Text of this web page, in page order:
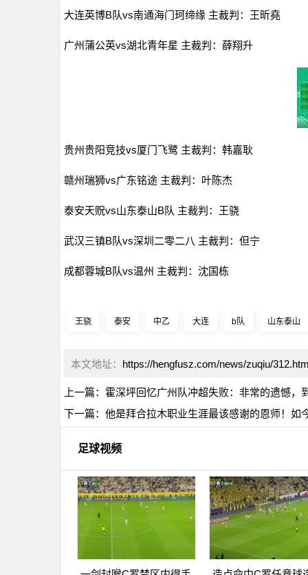
大连英博B队vs南通海门珂缔缘 主裁判：王昕堯
广州蒲公英vs湖北青年星 主裁判：薛翔升
贵州贵阳竞技vs厦门飞鹭 主裁判：韩嘉耿
赣州瑞狮vs广东铭途 主裁判：叶陈杰
泰安天贶vs山东泰山B队 主裁判：王骁
武汉三镇B队vs深圳二零二八 主裁判：但宁
成都蓉城B队vs温州 主裁判：沈国栋
王骁 泰安 中乙 大连 b队 山东泰山
本文地址： https://hengfusz.com/news/zuqiu/
上一篇： 霍深坪回忆广州队冲超失败：非常的遗憾，
下一篇： 他是拜合拉木职业生涯最该感谢的恩师！如
足球视频